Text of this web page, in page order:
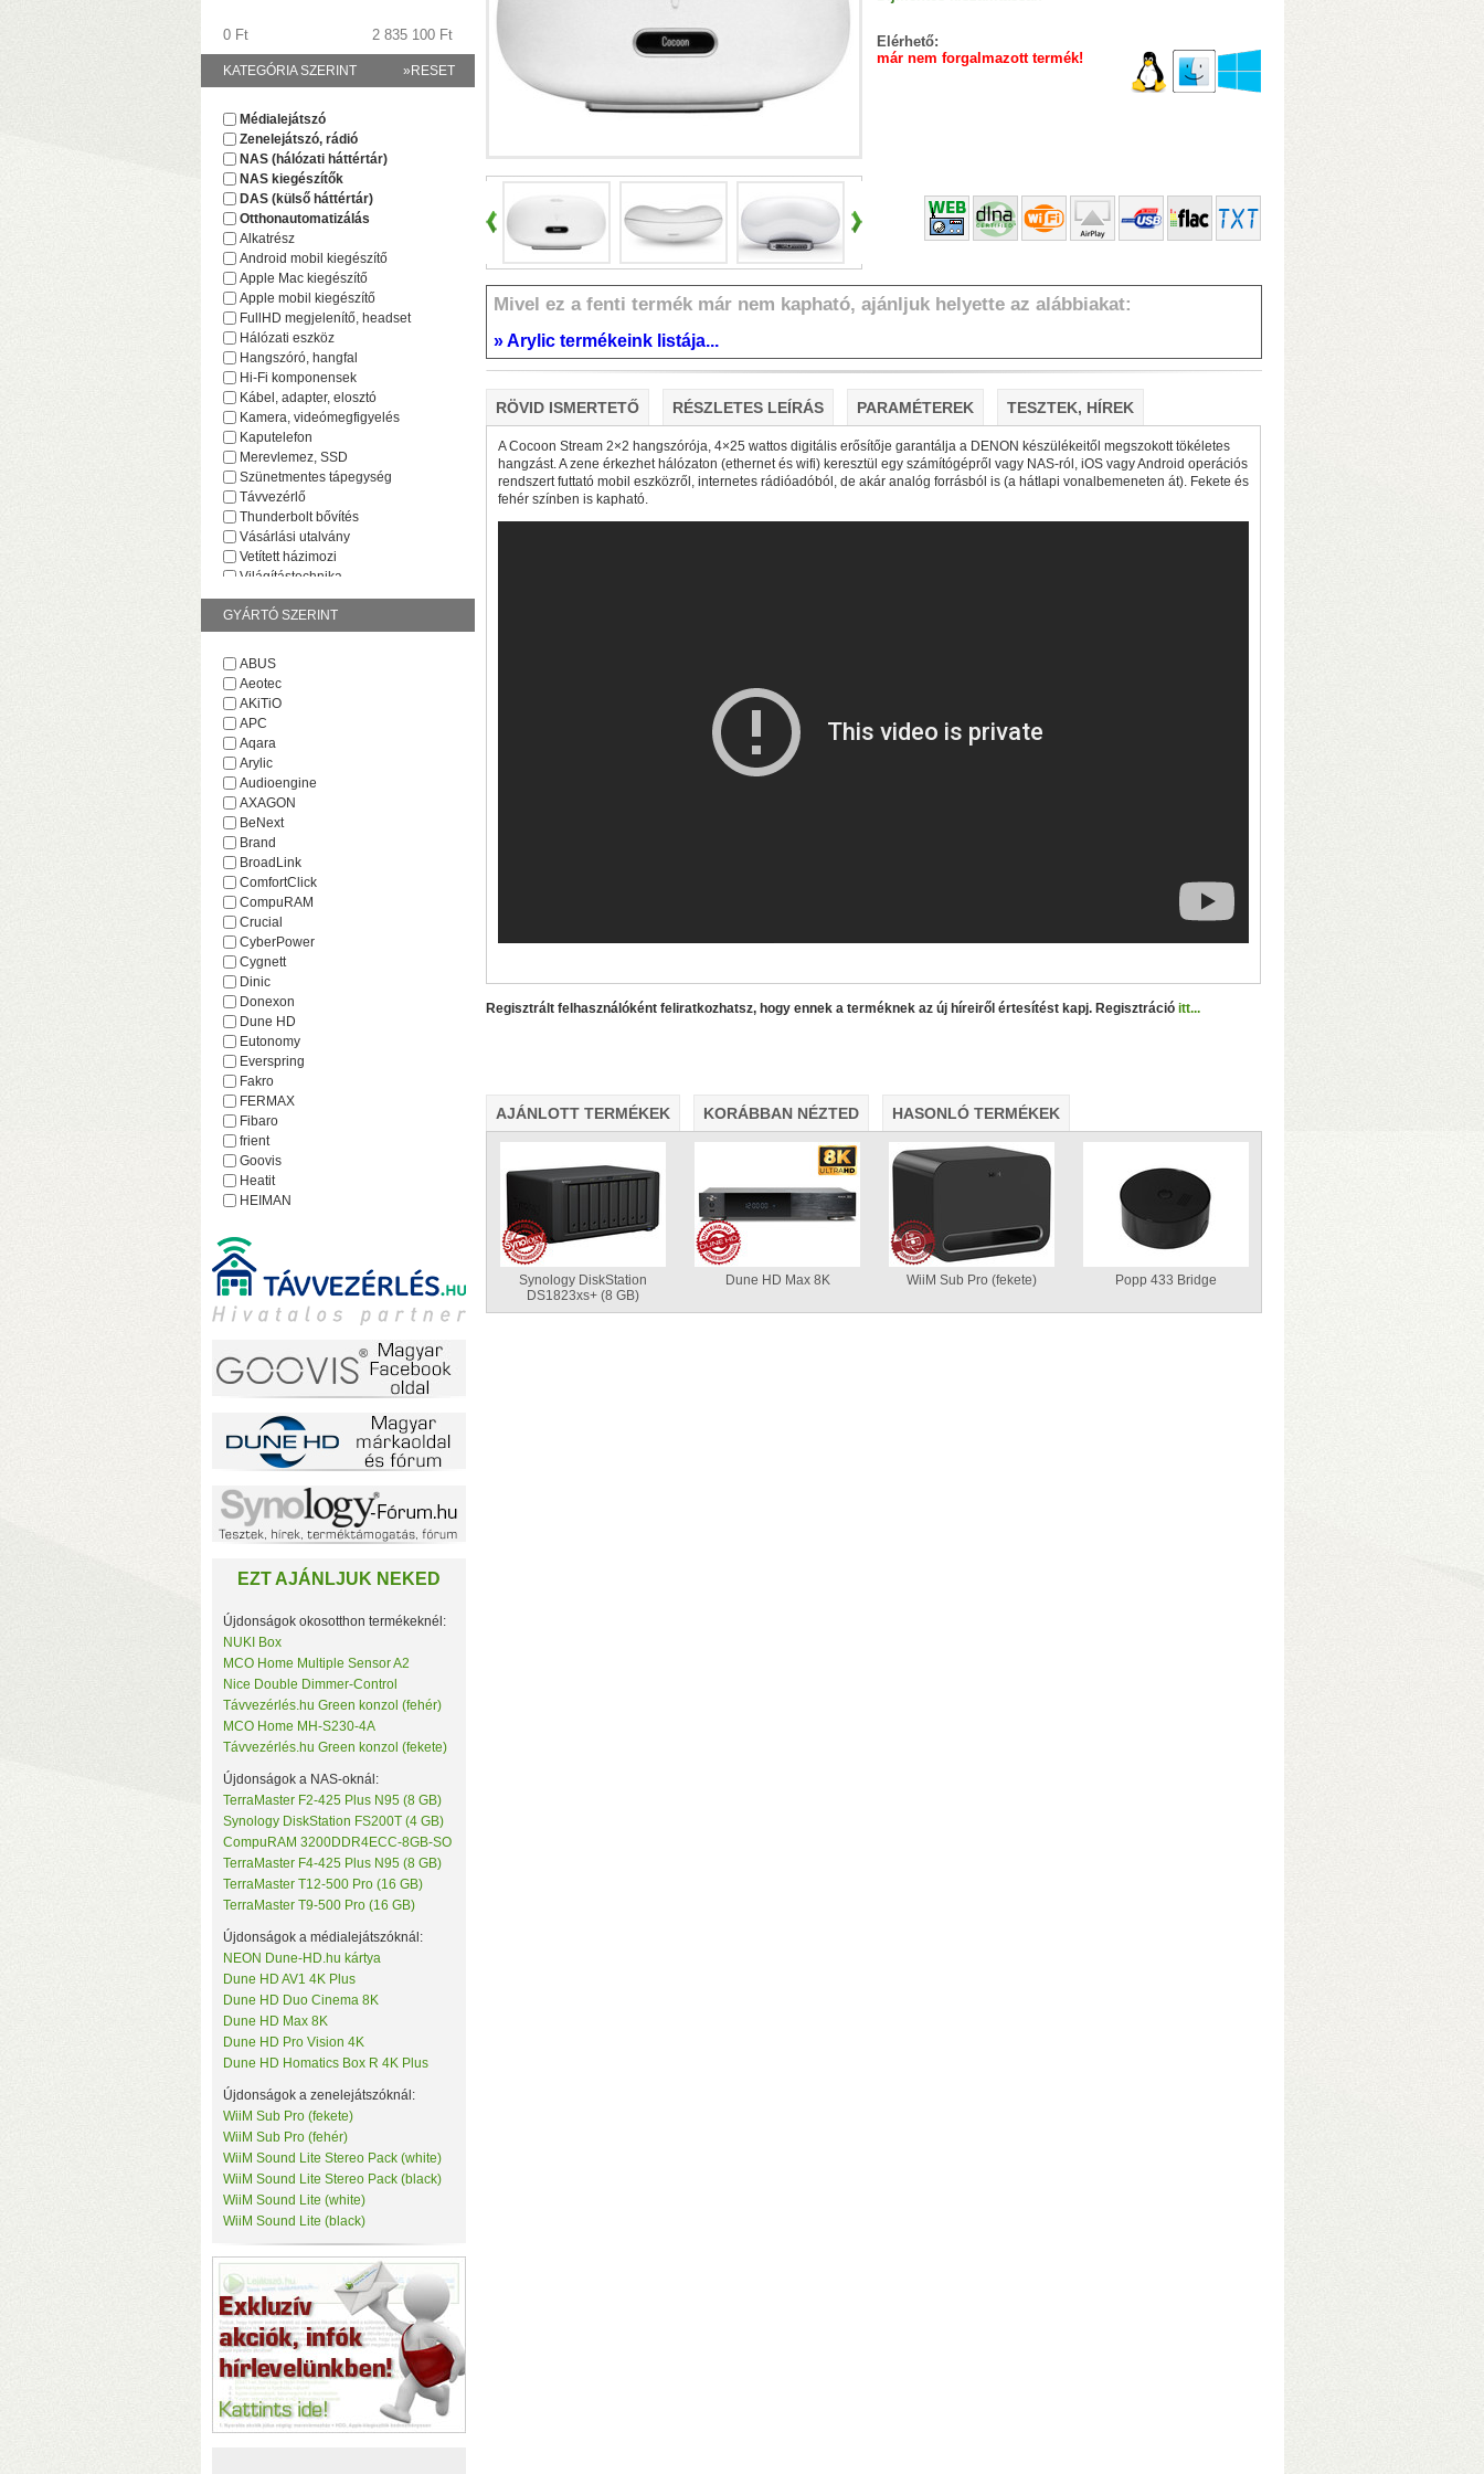
A TerraMaster-nél immár ez a minimum!
F2-425 Plus és F4-425 Plus: • Intel processzor (hardveres transzkódolás!) • 8/16 GB RAM
(32 GB-ig bővíthető!) • 2×5 GBit-es ethernet (+ SMB dual channel) • 2×M.2 SSD-foglalat
(tárhely és/vagy cache)
• Hardveres RAID0/RAID1/RAID5/RAID10 módok
• Hot spare lemez(ek) a RAID javításához
• Ingyenes backup-szoftver Window-hoz
Elérhető:
már nem forgalmazott termék!
Mivel ez a fenti termék már nem kapható, ajánljuk helyette az alábbiakat:
» Arylic termékeink listája...
RÖVID ISMERTETŐ RÉSZLETES LEÍRÁS PARAMÉTEREK TESZTEK, HÍREK
A Cocoon Stream 2×2 hangszórója, 4×25 wattos digitális erősítője garantálja a DENON készülékeitől megszokott tökéletes
hangzást. A zene érkezhet hálózaton (ethernet és wifi) keresztül egy számítógépről vagy NAS-ról, iOS vagy Android operációs
rendszert futtató mobil eszközről, internetes rádióadóból, de akár analóg forrásból is (a hátlapi vonalbemeneten át). Fekete és
fehér színben is kapható.
Regisztrált felhasználóként feliratkozhatsz, hogy ennek a terméknek az új híreiről értesítést kapj. Regisztráció itt...
AJÁNLOTT TERMÉKEK KORÁBBAN NÉZTED HASONLÓ TERMÉKEK
Synology DiskStation
DS1823xs+ (8 GB)
Dune HD Max 8K WiiM Sub Pro (fekete) Popp 433 Bridge
0 Ft 2 835 100 Ft
»RESET
KATEGÓRIA SZERINT
Médialejátszó
Zenelejátszó, rádió
NAS (hálózati háttértár)
NAS kiegészítők
DAS (külső háttértár)
Otthonautomatizálás
Alkatrész
Android mobil kiegészítő
Apple Mac kiegészítő
Apple mobil kiegészítő
FullHD megjelenítő, headset
Hálózati eszköz
Hangszóró, hangfal
Hi-Fi komponensek
Kábel, adapter, elosztó
Kamera, videómegfigyelés
Kaputelefon
Merevlemez, SSD
Szünetmentes tápegység
Távvezérlő
Thunderbolt bővítés
Vásárlási utalvány
Vetített házimozi
Világítástechnika
GYÁRTÓ SZERINT
ABUS
Aeotec
AKiTiO
APC
Aqara
Arylic
Audioengine
AXAGON
BeNext
Brand
BroadLink
ComfortClick
CompuRAM
Crucial
CyberPower
Cygnett
Dinic
Donexon
Dune HD
Eutonomy
Everspring
Fakro
FERMAX
Fibaro
frient
Goovis
Heatit
HEIMAN
iEAST
Imperial
Incipio
Lejátszó.hu
Lince
Mean Well
MOHAnet
Nabu Casa
NEO
NEON
Nice
Noname
NorStone
NorthQ
Omega Optical
OWC
Philio Technology
Poly Control
Popp
Qubino
Remotec
Seagate
Sensative
Shelly
Silicon Labs
Silicon Power
Skydigital
SmartWise
Sonnet
Synology
Targus
Távvezérlés.hu
Tenda
TerraMaster
ThirdReality
TKB Home
Twelve South
Ubiquiti
UPS Power
Vision Security
WD
WiiM
Y-Cam
Z-Wave.Me
Zipato
EZT AJÁNLJUK NEKED
Újdonságok okosotthon termékeknél:
NUKI Box
MCO Home Multiple Sensor A2
Nice Double Dimmer-Control
Távvezérlés.hu Green konzol (fehér)
MCO Home MH-S230-4A
Távvezérlés.hu Green konzol (fekete)
Újdonságok a NAS-oknál:
TerraMaster F2-425 Plus N95 (8 GB)
Synology DiskStation FS200T (4 GB)
CompuRAM 3200DDR4ECC-8GB-SO
TerraMaster F4-425 Plus N95 (8 GB)
TerraMaster T12-500 Pro (16 GB)
TerraMaster T9-500 Pro (16 GB)
Újdonságok a médialejátszóknál:
NEON Dune-HD.hu kártya
Dune HD AV1 4K Plus
Dune HD Duo Cinema 8K
Dune HD Max 8K
Dune HD Pro Vision 4K
Dune HD Homatics Box R 4K Plus
Újdonságok a zenelejátszóknál:
WiiM Sub Pro (fekete)
WiiM Sub Pro (fehér)
WiiM Sound Lite Stereo Pack (white)
WiiM Sound Lite Stereo Pack (black)
WiiM Sound Lite (white)
WiiM Sound Lite (black)